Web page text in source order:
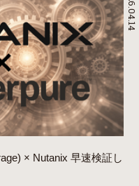
× Nutanix 早速検証し